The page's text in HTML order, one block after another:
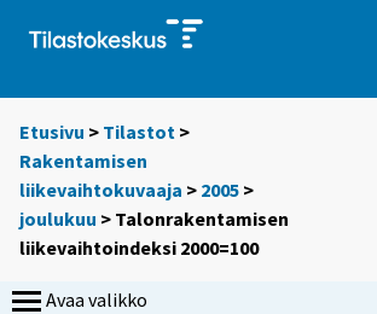
Etusivu > Tilastot >
Rakentamisen
liikevaihtokuvaaja > 2005 >
joulukuu > Talonrakentamisen
liikevaihtoindeksi 2000=100
Avaa valikko